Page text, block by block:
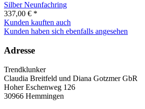
Silber Neunfachring
337,00 € *
Kunden kauften auch
Kunden haben sich ebenfalls angesehen
Adresse
Trendklunker
Claudia Breitfeld und Diana Gotzmer GbR
Hoher Eschenweg 126
30966 Hemmingen